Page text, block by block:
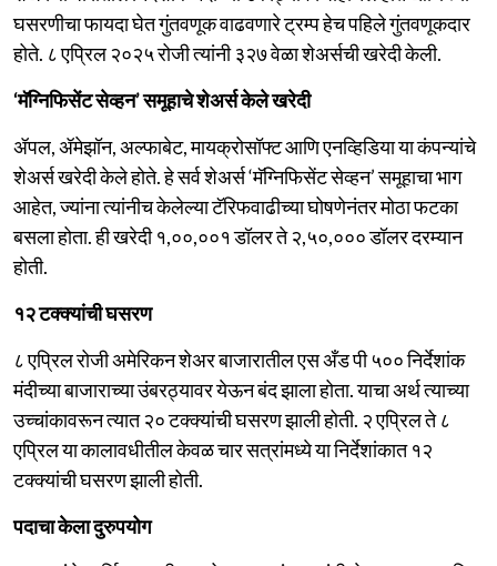
घसरणीचा फायदा घेत गुंतवणूक वाढवणारे ट्रम्प हेच पहिले गुंतवणूकदार
होते. ८ एप्रिल २०२५ रोजी त्यांनी ३२७ वेळा शेअर्सची खरेदी केली.
‘मॅग्निफिसेंट सेव्हन’ समूहाचे शेअर्स केले खरेदी
ॲपल, ॲमेझॉन, अल्फाबेट, मायक्रोसॉफ्ट आणि एनव्हिडिया या कंपन्यांचे
शेअर्स खरेदी केले होते. हे सर्व शेअर्स ‘मॅग्निफिसेंट सेव्हन’ समूहाचा भाग
आहेत, ज्यांना त्यांनीच केलेल्या टॅरिफवाढीच्या घोषणेनंतर मोठा फटका
बसला होता. ही खरेदी १,००,००१ डॉलर ते २,५०,००० डॉलर दरम्यान
होती.
१२ टक्क्यांची घसरण
८ एप्रिल रोजी अमेरिकन शेअर बाजारातील एस अँड पी ५०० निर्देशांक
मंदीच्या बाजाराच्या उंबरठ्यावर येऊन बंद झाला होता. याचा अर्थ त्याच्या
उच्चांकावरून त्यात २० टक्क्यांची घसरण झाली होती. २ एप्रिल ते ८
एप्रिल या कालावधीतील केवळ चार सत्रांमध्ये या निर्देशांकात १२
टक्क्यांची घसरण झाली होती.
पदाचा केला दुरुपयोग